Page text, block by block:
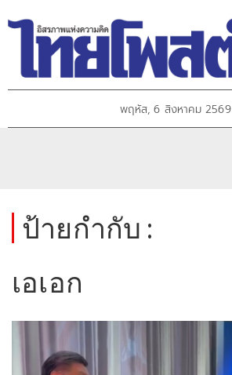
พฤหัส, 6 สิงหาคม 2569
ป้ายกำกับ :
เอเอก